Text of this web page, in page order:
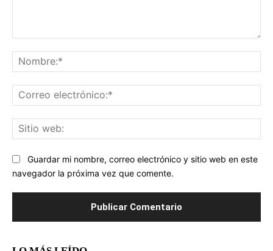
Guardar mi nombre, correo electrónico y sitio web en este
navegador la próxima vez que comente.